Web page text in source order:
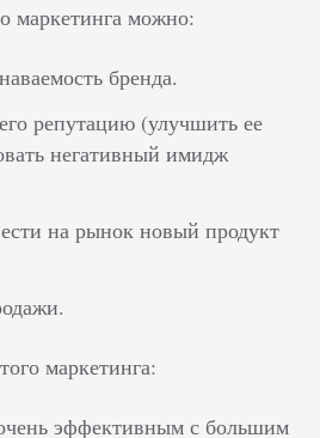
маркетинга можно:
бренда.
репутацию (улучшить ее
негативный имидж
на рынок новый продукт
маркетинга:
эффективным с большим